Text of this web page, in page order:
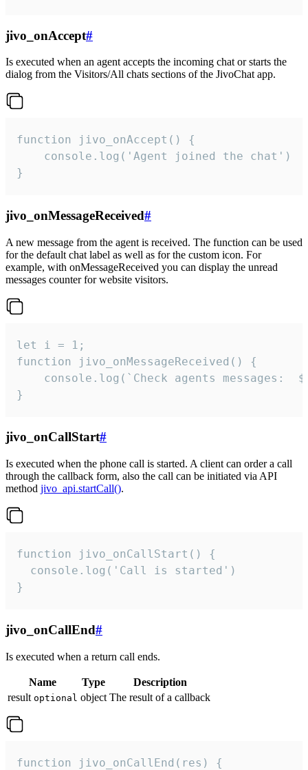
jivo_onAccept#
Is executed when an agent accepts the incoming chat or starts the
dialog from the Visitors/All chats sections of the JivoChat app.
function jivo_onAccept() {
}
jivo_onMessageReceived#
A new message from the agent is received. The function can be used
for the default chat label as well as for the custom icon. For
example, with onMessageReceived you can display the unread
messages counter for website visitors.
let i = 1;
function jivo_onMessageReceived() {
}
jivo_onCallStart#
Is executed when the phone call is started. A client can order a call
through the callback form, also the call can be initiated via API
method jivo_api.startCall().
function jivo_onCallStart() {
  console.log('Call is started')
}
jivo_onCallEnd#
Is executed when a return call ends.
Name Type
Description
result optional object The result of a callback
function jivo_onCallEnd(res) {